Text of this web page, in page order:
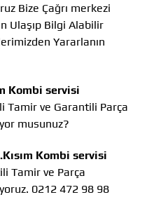
Bize Çağrı merkezi
Ulaşıp Bilgi Alabilir
Yararlanın
Kombi servisi
Tamir ve Garantili Parça
musunuz?
Kombi servisi
Tamir ve Parça
0212 472 98 98